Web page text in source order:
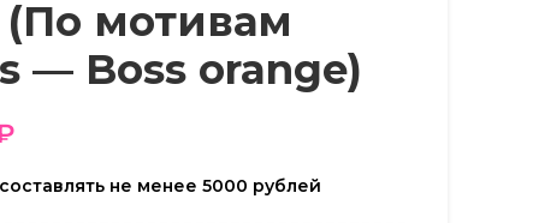
(По мотивам
— Boss orange)
не менее 5000 рублей